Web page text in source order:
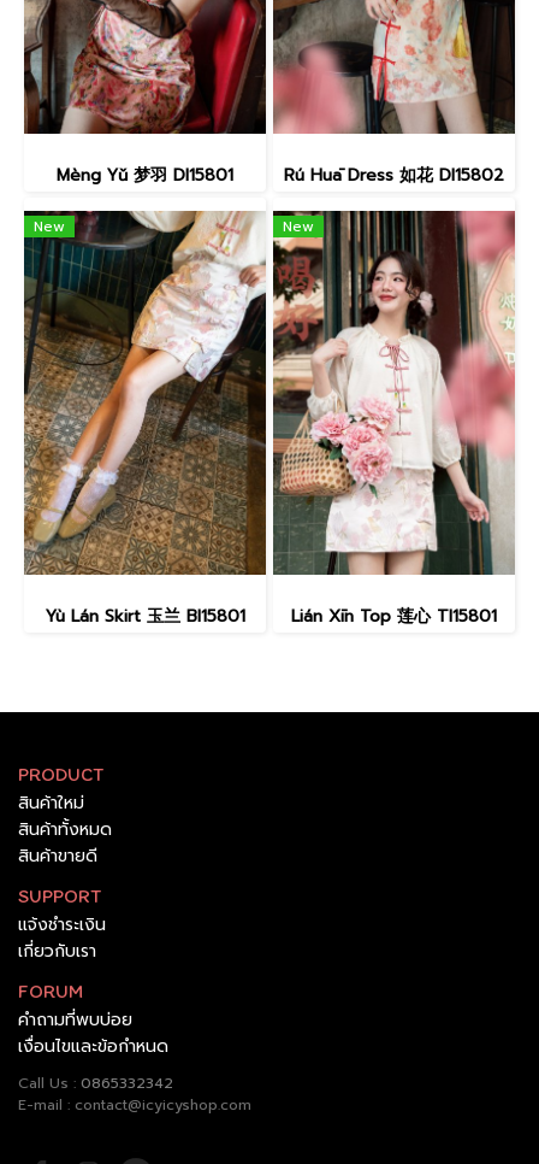
Mèng Yǔ 梦羽 DI15801 Rú Huā Dress 如花 DI15802
New
Yù Lán Skirt 玉兰 BI15801
New
Lián Xīn Top 莲心 TI15801
PRODUCT
สินค้าใหม่
สินค้าทั้งหมด
สินค้าขายดี
SUPPORT
แจ้งชำระเงิน
เกี่ยวกับเรา
FORUM
คำถามที่พบบ่อย
เงื่อนไขและข้อกำหนด
Call Us : 0865332342
E-mail : contact@icyicyshop.com